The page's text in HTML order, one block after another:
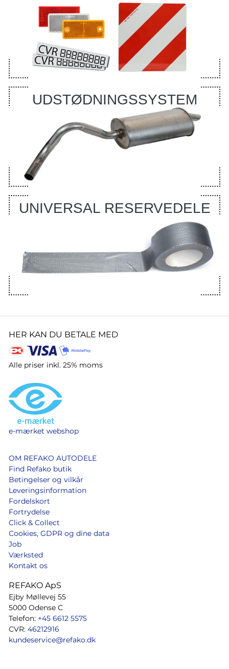
UDSTØDNINGSSYSTEM
UNIVERSAL RESERVEDELE
HER KAN DU BETALE MED
Alle priser inkl. 25% moms
e-mærket webshop
OM REFAKO AUTODELE
Find Refako butik
Betingelser og vilkår
Leveringsinformation
Fordelskort
Fortrydelse
Click & Collect
Cookies, GDPR og dine data
Job
Værksted
Kontakt os
REFAKO ApS
Ejby Møllevej 55
5000 Odense C
Telefon: +45 6612 5575
CVR: 46212916
kundeservice@refako.dk